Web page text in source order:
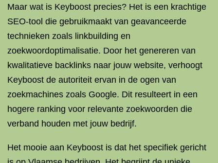
Maar wat is Keyboost precies? Het is een krachtige
SEO-tool die gebruikmaakt van geavanceerde
technieken zoals linkbuilding en
zoekwoordoptimalisatie. Door het genereren van
kwalitatieve backlinks naar jouw website, verhoogt
Keyboost de autoriteit ervan in de ogen van
zoekmachines zoals Google. Dit resulteert in een
hogere ranking voor relevante zoekwoorden die
verband houden met jouw bedrijf.
Het mooie aan Keyboost is dat het specifiek gericht